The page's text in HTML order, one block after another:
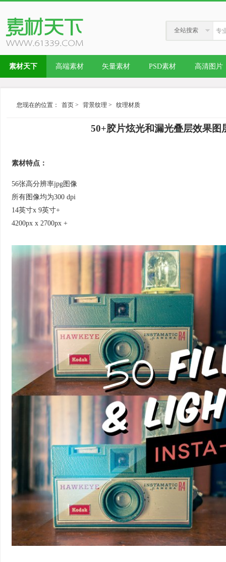
全站搜索
素材天下 高端素材 矢量素材 PSD素材 高清图片
您现在的位置： 首页 > 背景纹理 > 纹理材质
50+胶片炫光和漏光叠层效果
素材特点：
56张高分辨率jpg图像
所有图像均为300 dpi
14英寸x 9英寸+
4200px x 2700px +